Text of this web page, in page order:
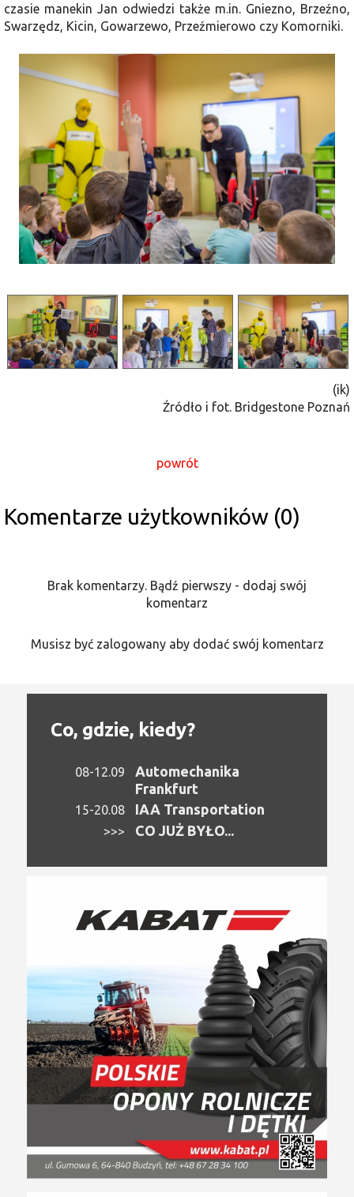
czasie manekin Jan odwiedzi także m.in. Gniezno, Brzeźno,
Swarzędz, Kicin, Gowarzewo, Przeźmierowo czy Komorniki.
(ik)
Źródło i fot. Bridgestone Poznań
powrót
Komentarze użytkowników (0)
Brak komentarzy. Bądź pierwszy - dodaj swój
komentarz
Musisz być zalogowany aby dodać swój komentarz
Co, gdzie, kiedy?
08-12.09
Automechanika
Frankfurt
15-20.08 IAA Transportation
>>> CO JUŻ BYŁO...